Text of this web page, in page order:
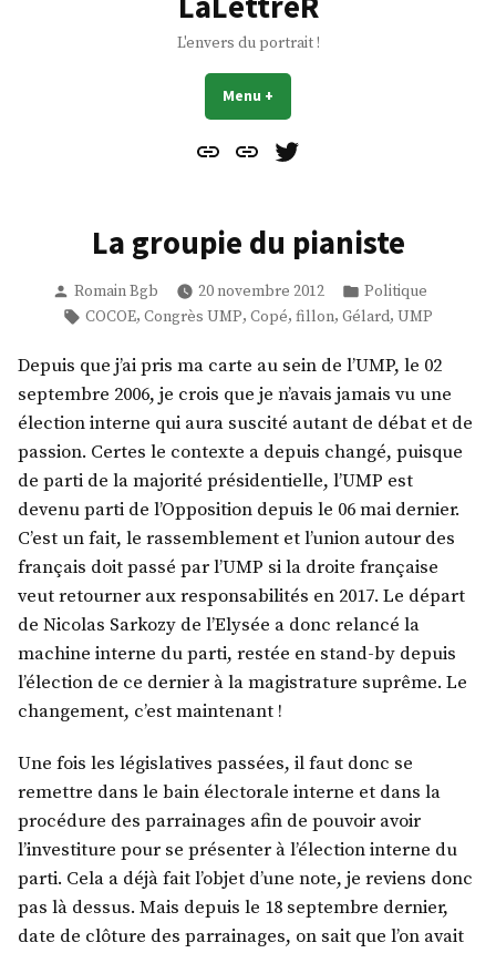
L'envers du portrait !
Menu +
Contact
À
Mes
La groupie du pianiste
Publié
par
Romain Bgb 20 novembre 2012
Publié
dans
Politique
Étiquettes :
COCOE, Congrès UMP, Copé, fillon, Gélard, UMP
Depuis que j’ai pris ma carte au sein de l’UMP, le 02
septembre 2006, je crois que je n’avais jamais vu une
élection interne qui aura suscité autant de débat et de
passion. Certes le contexte a depuis changé, puisque
de parti de la majorité présidentielle, l’UMP est
devenu parti de l’Opposition depuis le 06 mai dernier.
C’est un fait, le rassemblement et l’union autour des
français doit passé par l’UMP si la droite française
veut retourner aux responsabilités en 2017. Le départ
de Nicolas Sarkozy de l’Elysée a donc relancé la
machine interne du parti, restée en stand-by depuis
l’élection de ce dernier à la magistrature suprême. Le
changement, c’est maintenant !
Une fois les législatives passées, il faut donc se
remettre dans le bain électorale interne et dans la
procédure des parrainages afin de pouvoir avoir
l’investiture pour se présenter à l’élection interne du
parti. Cela a déjà fait l’objet d’une note, je reviens donc
pas là dessus. Mais depuis le 18 septembre dernier,
date de clôture des parrainages, on sait que l’on avait